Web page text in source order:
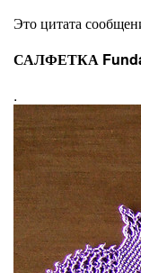
Это цитата
САЛФЕТКА
.